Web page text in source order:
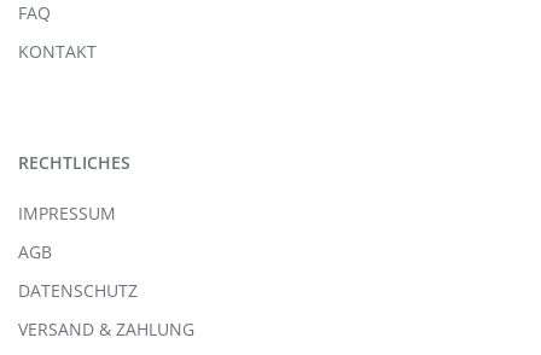
FAQ
KONTAKT
RECHTLICHES
IMPRESSUM
AGB
DATENSCHUTZ
VERSAND & ZAHLUNG